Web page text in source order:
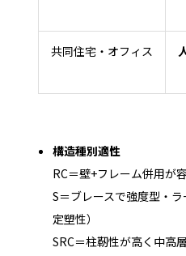
共同住宅・オフィス
構造種別適性
RC＝壁+フレーム併用が
S＝ブレースで強度型・
定塑性）
SRC＝柱靭性が高く中高